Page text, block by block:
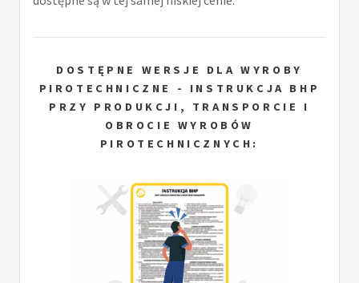
DOSTĘPNE WERSJE DLA WYROBY
PIROTECHNICZNE - INSTRUKCJA BHP
PRZY PRODUKCJI, TRANSPORCIE I
OBROCIE WYROBÓW
PIROTECHNICZNYCH: